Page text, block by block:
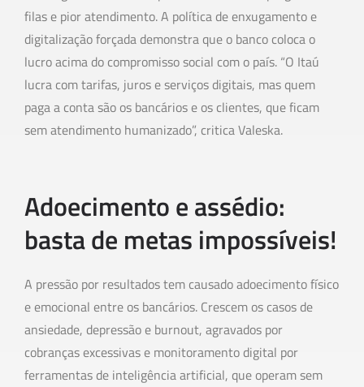
filas e pior atendimento. A política de enxugamento e
digitalização forçada demonstra que o banco coloca o
lucro acima do compromisso social com o país. “O Itaú
lucra com tarifas, juros e serviços digitais, mas quem
paga a conta são os bancários e os clientes, que ficam
sem atendimento humanizado”, critica Valeska.
Adoecimento e assédio:
basta de metas impossíveis!
A pressão por resultados tem causado adoecimento físico
e emocional entre os bancários. Crescem os casos de
ansiedade, depressão e burnout, agravados por
cobranças excessivas e monitoramento digital por
ferramentas de inteligência artificial, que operam sem